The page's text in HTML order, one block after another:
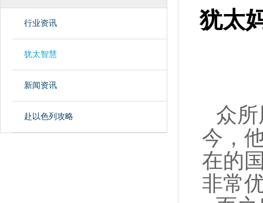
行业资讯
犹太智慧
新闻资讯
赴以色列攻略
犹太
众
今，
在的
非常